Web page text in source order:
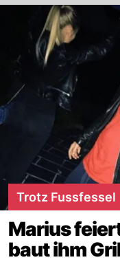
Trotz Fussfessel
Marius
baut ihm